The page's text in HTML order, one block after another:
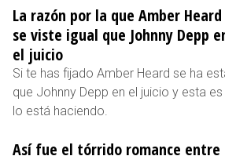
La razón por la que Amber Heard
se viste igual que Johnny Depp
el juicio
Si te has fijado Amber Heard se ha
que Johnny Depp en el juicio y esta
lo está haciendo.
Así fue el tórrido romance entre